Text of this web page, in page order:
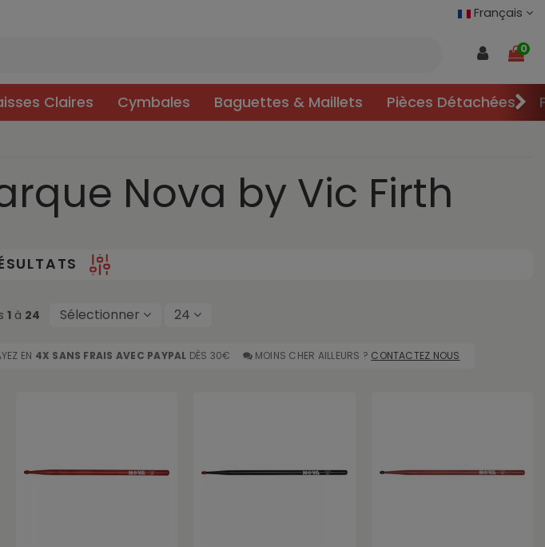
Français
0
Claires Cymbales Baguettes & Maillets Pièces Détachées
Nova by Vic Firth
1à 24 Sélectionner 24
EN 4X SANS FRAIS AVEC PAYPAL DÈS 30€ MOINS CHER AILLEURS ? CONTACTEZ NOUS